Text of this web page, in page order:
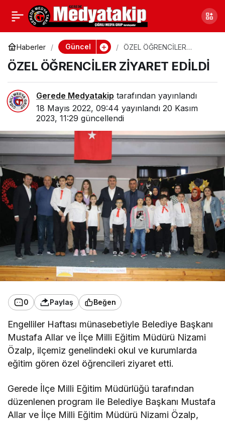
Haberler Güncel
ÖZEL ÖĞRENCİLER
ÖZEL ÖĞRENCİLER ZİYARET EDİLDİ
Gerede Medyatakip tarafından yayınlandı
18 Mayıs 2022, 09:44 yayınlandı 20 Kasım
2023, 11:29 güncellendi
0 Paylaş Beğen
Engelliler Haftası münasebetiyle Belediye Başkanı
Mustafa Allar ve İlçe Milli Eğitim Müdürü Nizami
Özalp, ilçemiz genelindeki okul ve kurumlarda
eğitim gören özel öğrencileri ziyaret etti.
Gerede İlçe Milli Eğitim Müdürlüğü tarafından
düzenlenen program ile Belediye Başkanı Mustafa
Allar ve İlçe Milli Eğitim Müdürü Nizami Özalp,
GİGDER KONFERANSINA
KATILIM YOĞUN OLDU
Paylaş